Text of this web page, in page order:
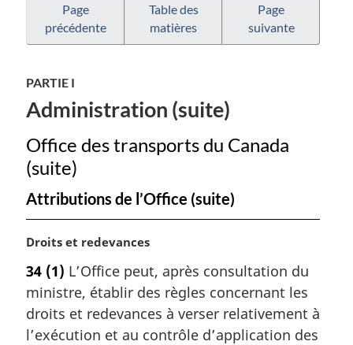
les
transports
au
sur
les
transports
transports
Page
précédente
Table des
matières
Page
suivante
PARTIE I
Administration (suite)
Office des transports du Canada
(suite)
Attributions de l’Office (suite)
N
t
e
m
a
Droits et redevances
34 (1) L’Office peut, après consultation du
ministre, établir des règles concernant les
droits et redevances à verser relativement à
l’exécution et au contrôle d’application des